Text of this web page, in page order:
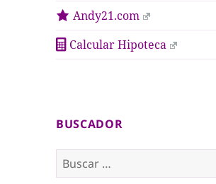
Andy21.com
Calcular Hipoteca
BUSCADOR
B
u